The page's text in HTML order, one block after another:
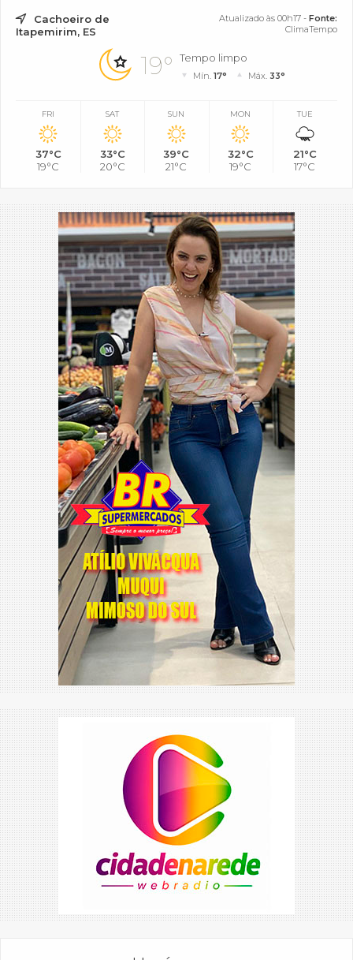
Cachoeiro de
Itapemirim, ES
Atualizado às 00h17 - Fonte:
ClimaTempo
19° Tempo limpo
Mín.17° Máx. 33°
FRI
37°C
19°C
SAT
33°C
20°C
SUN
39°C
21°C
MON
32°C
19°C
TUE
21°C
17°C